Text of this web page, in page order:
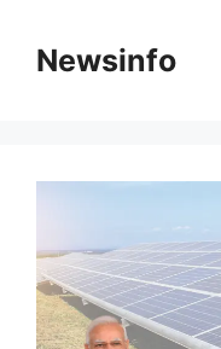
contentNewsinfo